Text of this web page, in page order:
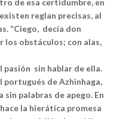
de esa certidumbre, en
reglan precisas, al
“Ciego, decía don
los obstáculos; con alas,
pasión sin hablar de ella.
portugués de Azhinhaga,
palabras de apego. En
la hierática promesa